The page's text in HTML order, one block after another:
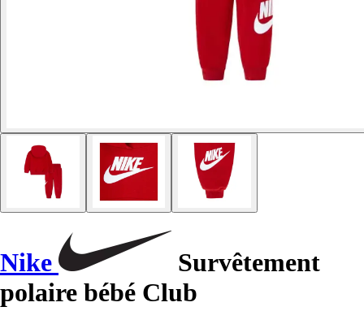
Nike
Survêtement
polaire bébé Club